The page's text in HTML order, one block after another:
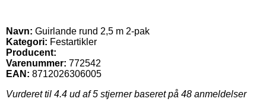
Navn: Guirlande rund 2,5 m 2-pak
Kategori: Festartikler
Producent:
Varenummer: 772542
EAN: 8712026306005
Vurderet til 4.4 ud af 5 stjerner baseret på 48 anmeldelser